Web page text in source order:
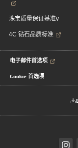
珠宝质量保证基准v
4C 钻石品质标准
电子邮件首选项
Cookie 首选项